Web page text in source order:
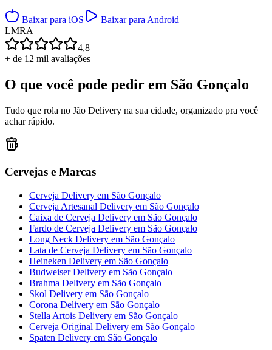
Baixar para iOS
Baixar para Android
LMRA
4,8
+ de 12 mil avaliações
O que você pode pedir em São Gonçalo
Tudo que rola no Jão Delivery na sua cidade, organizado pra você
achar rápido.
Cervejas e Marcas
Cerveja Delivery em São Gonçalo
Cerveja Artesanal Delivery em São Gonçalo
Caixa de Cerveja Delivery em São Gonçalo
Fardo de Cerveja Delivery em São Gonçalo
Long Neck Delivery em São Gonçalo
Lata de Cerveja Delivery em São Gonçalo
Heineken Delivery em São Gonçalo
Budweiser Delivery em São Gonçalo
Brahma Delivery em São Gonçalo
Skol Delivery em São Gonçalo
Corona Delivery em São Gonçalo
Stella Artois Delivery em São Gonçalo
Cerveja Original Delivery em São Gonçalo
Spaten Delivery em São Gonçalo